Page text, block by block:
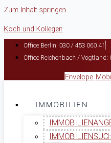
Zum Inhalt springen
Koch und Kollegen
Office Berlin: 030 / 453 060 41
Office Reichenbach / Vogtland:
Envelope
IMMOBILIEN